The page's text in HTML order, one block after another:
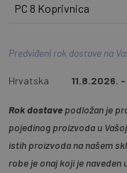
PC 8 Koprivnica
Predviđeni rok dostave na
Hrvatska 11.8.2026.
Rok dostave podložan je
pojedinog proizvoda u
istih proizvoda na našem
robe je onaj koji je naveden